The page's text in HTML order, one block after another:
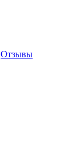
Отзывы